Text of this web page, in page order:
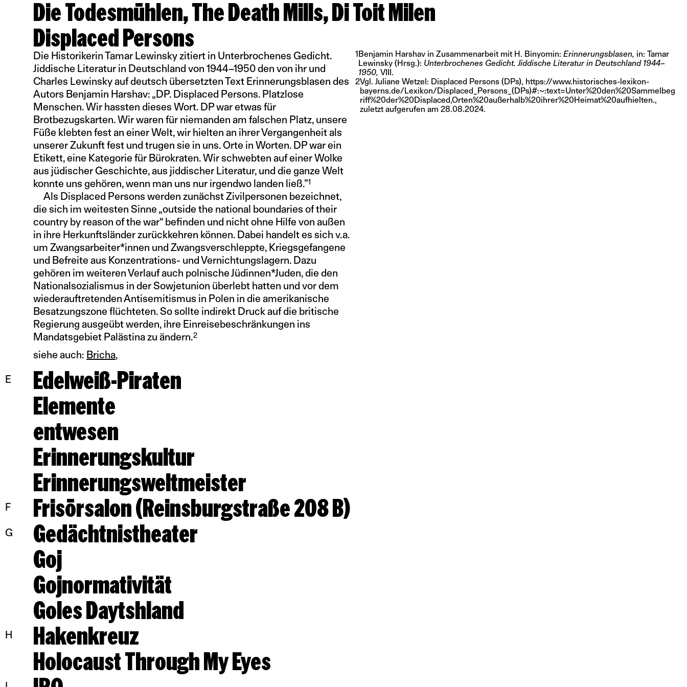
Die Todesmühlen, The Death Mills, Di Toit Milen
Displaced Persons
Die Historikerin Tamar Lewinsky zitiert in Unterbrochenes Gedicht.
Jiddische Literatur in Deutschland von 1944–1950 den von ihr und
Charles Lewinsky auf deutsch übersetzten Text Erinnerungsblasen des
Autors Benjamin Harshav: „DP. Displaced Persons. Platzlose
Menschen. Wir hassten dieses Wort. DP war etwas für
Brotbezugskarten. Wir waren für niemanden am falschen Platz, unsere
Füße klebten fest an einer Welt, wir hielten an ihrer Vergangenheit als
unserer Zukunft fest und trugen sie in uns. Orte in Worten. DP war ein
Etikett, eine Kategorie für Bürokraten. Wir schwebten auf einer Wolke
aus jüdischer Geschichte, aus jiddischer Literatur, und die ganze Welt
konnte uns gehören, wenn man uns nur irgendwo landen ließ.”1
Als Displaced Persons werden zunächst Zivilpersonen bezeichnet,
die sich im weitesten Sinne „outside the national boundaries of their
country by reason of the war“ befinden und nicht ohne Hilfe von außen
in ihre Herkunftsländer zurückkehren können. Dabei handelt es sich v.a.
um Zwangsarbeiter*innen und Zwangsverschleppte, Kriegsgefangene
und Befreite aus Konzentrations- und Vernichtungslagern. Dazu
gehören im weiteren Verlauf auch polnische Jüdinnen*Juden, die den
Nationalsozialismus in der Sowjetunion überlebt hatten und vor dem
wiederauftretenden Antisemitismus in Polen in die amerikanische
Besatzungszone flüchteten. So sollte indirekt Druck auf die britische
Regierung ausgeübt werden, ihre Einreisebeschränkungen ins
Mandatsgebiet Palästina zu ändern.2
siehe auch: Bricha
1Benjamin Harshav in Zusammenarbeit mit H. Binyomin: Erinnerungsblasen, in: Tamar
Lewinsky (Hrsg.): Unterbrochenes Gedicht. Jiddische Literatur in Deutschland 1944–
1950, VIII.
2Vgl. Juliane Wetzel: Displaced Persons (DPs), https://www.historisches-lexikon-
bayerns.de/Lexikon/Displaced_Persons_(DPs)#:~:text=Unter%20den%20Sammelbeg
riff%20der%20Displaced,Orten%20außerhalb%20ihrer%20Heimat%20aufhielten.,
zuletzt aufgerufen am 28.08.2024.
E
Edelweiß-Piraten
Elemente
entwesen
Erinnerungskultur
Erinnerungsweltmeister
F Frisörsalon (Reinsburgstraße 208 B)
G
Gedächtnistheater
Goj
Gojnormativität
Goles Daytshland
H
Hakenkreuz
Holocaust Through My Eyes